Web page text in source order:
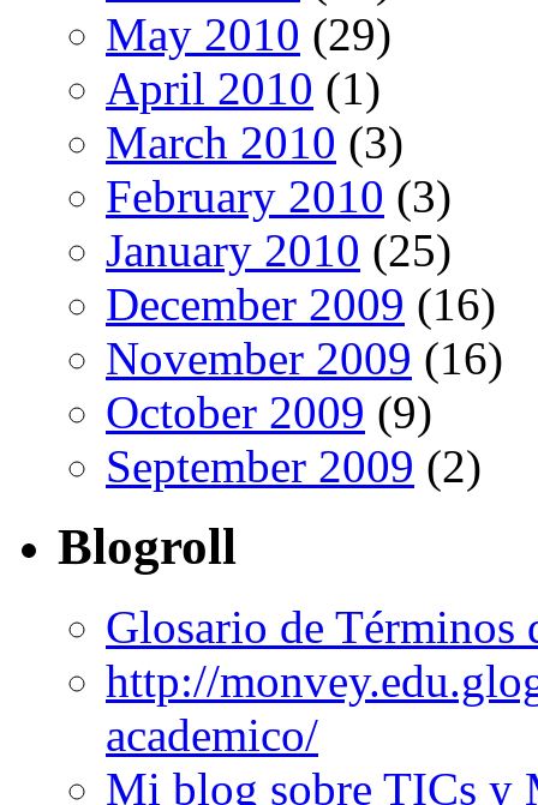
May 2010 (29)
April 2010 (1)
March 2010 (3)
February 2010 (3)
January 2010 (25)
December 2009 (16)
November 2009 (16)
October 2009 (9)
September 2009 (2)
Blogroll
Glosario de Términos
http://
academico/
Mi blog sobre TICs y